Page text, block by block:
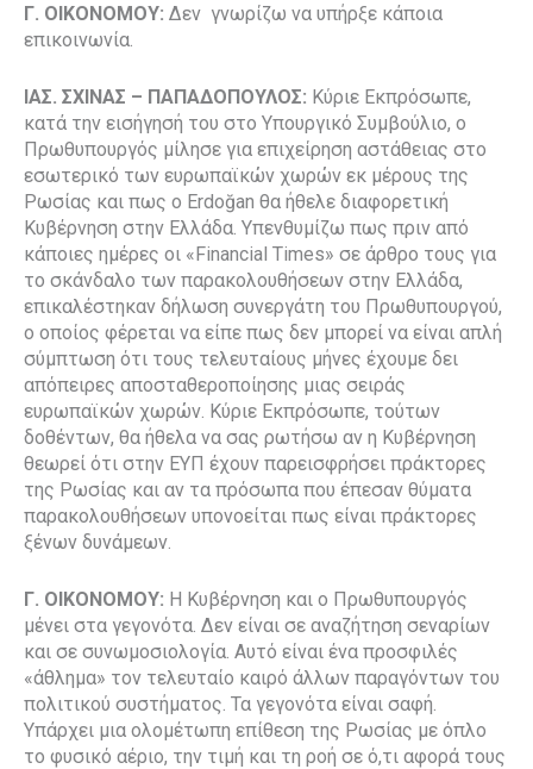
Γ. ΟΙΚΟΝΟΜΟΥ: Δεν γνωρίζω να υπήρξε κάποια
επικοινωνία.
ΙΑΣ. ΣΧΙΝΑΣ – ΠΑΠΑΔΟΠΟΥΛΟΣ: Κύριε Εκπρόσωπε,
κατά την εισήγησή του στο Υπουργικό Συμβούλιο, ο
Πρωθυπουργός μίλησε για επιχείρηση αστάθειας στο
εσωτερικό των ευρωπαϊκών χωρών εκ μέρους της
Ρωσίας και πως ο Erdoğan θα ήθελε διαφορετική
Κυβέρνηση στην Ελλάδα. Υπενθυμίζω πως πριν από
κάποιες ημέρες οι «Financial Times» σε άρθρο τους για
το σκάνδαλο των παρακολουθήσεων στην Ελλάδα,
επικαλέστηκαν δήλωση συνεργάτη του Πρωθυπουργού,
ο οποίος φέρεται να είπε πως δεν μπορεί να είναι απλή
σύμπτωση ότι τους τελευταίους μήνες έχουμε δει
απόπειρες αποσταθεροποίησης μιας σειράς
ευρωπαϊκών χωρών. Κύριε Εκπρόσωπε, τούτων
δοθέντων, θα ήθελα να σας ρωτήσω αν η Κυβέρνηση
θεωρεί ότι στην ΕΥΠ έχουν παρεισφρήσει πράκτορες
της Ρωσίας και αν τα πρόσωπα που έπεσαν θύματα
παρακολουθήσεων υπονοείται πως είναι πράκτορες
ξένων δυνάμεων.
Γ. ΟΙΚΟΝΟΜΟΥ: Η Κυβέρνηση και ο Πρωθυπουργός
μένει στα γεγονότα. Δεν είναι σε αναζήτηση σεναρίων
και σε συνωμοσιολογία. Αυτό είναι ένα προσφιλές
«άθλημα» τον τελευταίο καιρό άλλων παραγόντων του
πολιτικού συστήματος. Τα γεγονότα είναι σαφή.
Υπάρχει μια ολομέτωπη επίθεση της Ρωσίας με όπλο
το φυσικό αέριο, την τιμή και τη ροή σε ό,τι αφορά τους